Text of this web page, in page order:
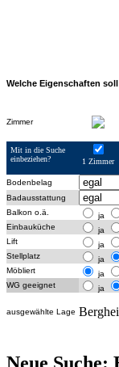
Welche Eigenschaften
Zimmer
Mit in die Suche
einbeziehen?
1 Zimmer
Bodenbelag
Badausstattung
Balkon o.ä.
ja
Einbauküche
ja
Lift
ja
Stellplatz
ja
Möbliert
ja
WG geeignet
ja
ausgewählte Lage
Neue Suche: